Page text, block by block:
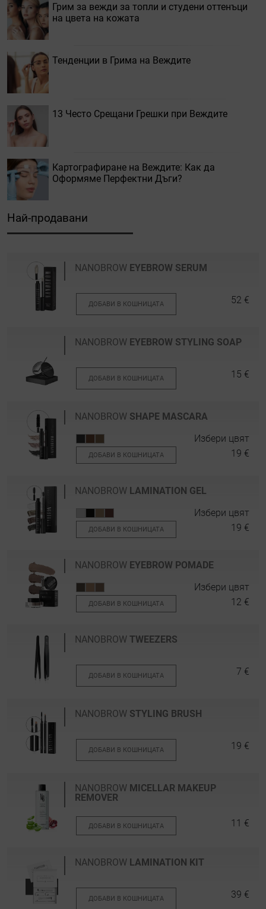
Грим за вежди за топли и студени оттенъци
на цвета на кожата
Тенденции в Грима на Веждите
13 Често Срещани Грешки при Веждите
Картографиране на Веждите: Как да
Оформяме Перфектни Дъги?
Най-продавани
NANOBROW EYEBROW SERUM
ДОБАВИ В КОШНИЦАТА 52 €
NANOBROW EYEBROW STYLING SOAP
ДОБАВИ В КОШНИЦАТА 15 €
NANOBROW SHAPE MASCARA
Избери цвят
ДОБАВИ В КОШНИЦАТА 19 €
NANOBROW LAMINATION GEL
Избери цвят
ДОБАВИ В КОШНИЦАТА 19 €
NANOBROW EYEBROW POMADE
Избери цвят
ДОБАВИ В КОШНИЦАТА 12 €
NANOBROW TWEEZERS
ДОБАВИ В КОШНИЦАТА 7 €
NANOBROW STYLING BRUSH
ДОБАВИ В КОШНИЦАТА 19 €
NANOBROW MICELLAR MAKEUP
REMOVER
ДОБАВИ В КОШНИЦАТА 11 €
NANOBROW LAMINATION KIT
ДОБАВИ В КОШНИЦАТА 39 €